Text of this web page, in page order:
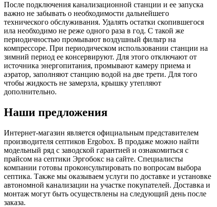
После подключения канализационной станции и ее запуска
важно не забывать о необходимости дальнейшего
технического обслуживания. Удалять остатки скопившегося
ила необходимо не реже одного раза в год. С такой же
периодичностью промывают воздушный фильтр на
компрессоре. При периодическом использовании станции на
зимний период ее консервируют. Для этого отключают от
источника энергопитания, промывают камеру приема и
аэратор, заполняют станцию водой на две трети. Для того
чтобы жидкость не замерзла, крышку утепляют
дополнительно.
Наши предложения
Интернет-магазин является официальным представителем
производителя септиков Ergobox. В продаже можно найти
модельный ряд с заводской гарантией и ознакомиться с
прайсом на септики Эргобокс на сайте. Специалисты
компании готовы проконсультировать по вопросам выбора
септика. Также мы оказываем услуги по доставке и установке
автономной канализации на участке покупателей. Доставка и
монтаж могут быть осуществлены на следующий день после
заказа.